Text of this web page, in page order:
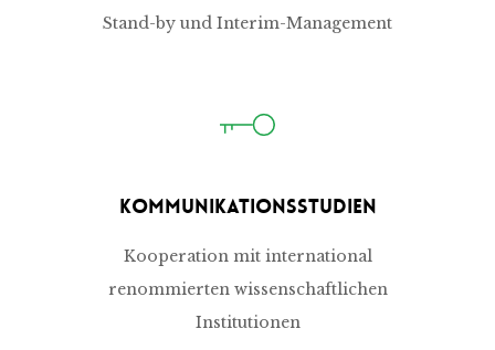
Stand-by und Interim-Management
Kommunikationsstudien
Kooperation mit international
renommierten wissenschaftlichen
Institutionen